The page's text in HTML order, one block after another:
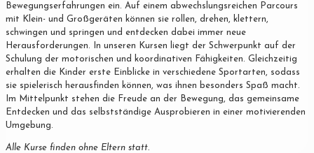
Bewegungserfahrungen ein. Auf einem abwechslungsreichen Parcours
mit Klein- und Großgeräten können sie rollen, drehen, klettern,
schwingen und springen und entdecken dabei immer neue
Herausforderungen. In unseren Kursen liegt der Schwerpunkt auf der
Schulung der motorischen und koordinativen Fähigkeiten. Gleichzeitig
erhalten die Kinder erste Einblicke in verschiedene Sportarten, sodass
sie spielerisch herausfinden können, was ihnen besonders Spaß macht.
Im Mittelpunkt stehen die Freude an der Bewegung, das gemeinsame
Entdecken und das selbstständige Ausprobieren in einer motivierenden
Umgebung.
Alle Kurse finden ohne Eltern statt.